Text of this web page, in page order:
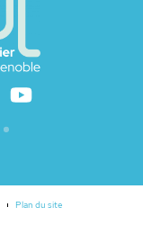
Plan du site